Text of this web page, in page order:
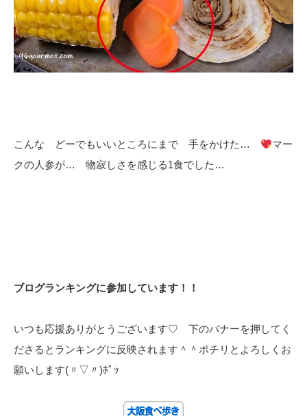
こんな どーでもいいところにまで 手をかけた…
マー
クの人参が… 物寂しさを感じる1食でした…
ブログランキングに参加しています！！
いつも応援ありがとうございます♡ 下のバナーを押してく
ださるとランキングに反映されます＾＾ポチリとよろしくお
願いします(〃▽〃)ﾎﾟｯ